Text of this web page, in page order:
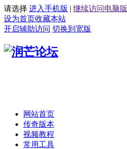
请选择 进入手机版 | 继续访问电脑版
设为首页收藏本站
开启辅助访问 切换到宽版
网站首页
传奇版本
视频教程
常用工具